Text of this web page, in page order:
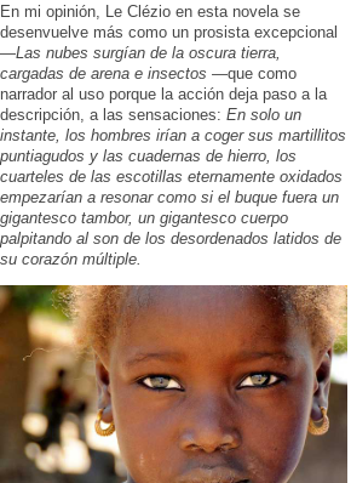
En mi opinión, Le Clézio en esta novela se
desenvuelve más como un prosista excepcional
—Las nubes surgían de la oscura tierra,
cargadas de arena e insectos —que como
narrador al uso porque la acción deja paso a la
descripción, a las sensaciones: En solo un
instante, los hombres irían a coger sus martillitos
puntiagudos y las cuadernas de hierro, los
cuarteles de las escotillas eternamente oxidados
empezarían a resonar como si el buque fuera un
gigantesco tambor, un gigantesco cuerpo
palpitando al son de los desordenados latidos de
su corazón múltiple.